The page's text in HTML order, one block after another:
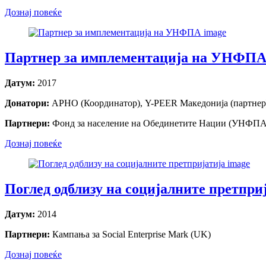
Дознај повеќе
Партнер за имплементација на УНФПА
Датум: 2017
Донатори: AРНО (Координатор), Y-PEER Македонија
Партнери: Фонд за население на Обединетите Нации
Дознај повеќе
Поглед одблизу на социјалните
Датум: 2014
Партнери: Кампања за Social Enterprise Mark (UK)
Дознај повеќе